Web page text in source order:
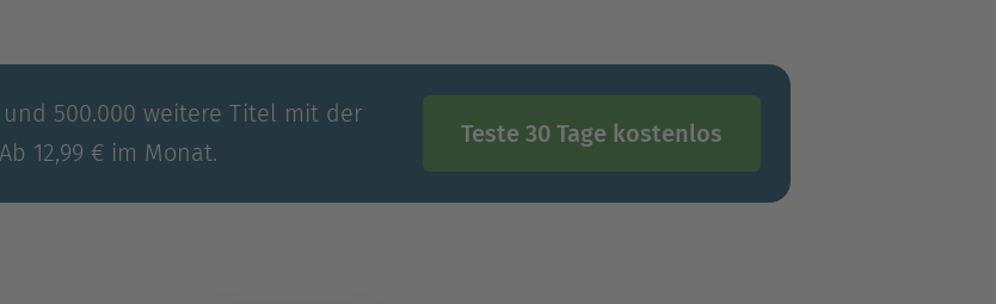
500.000 weitere Titel mit der
12,99 € im Monat.
Teste 30 Tage kostenlos